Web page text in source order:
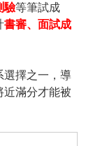
驗等筆試成
書審、面試成
選擇之一，導
近滿分才能被